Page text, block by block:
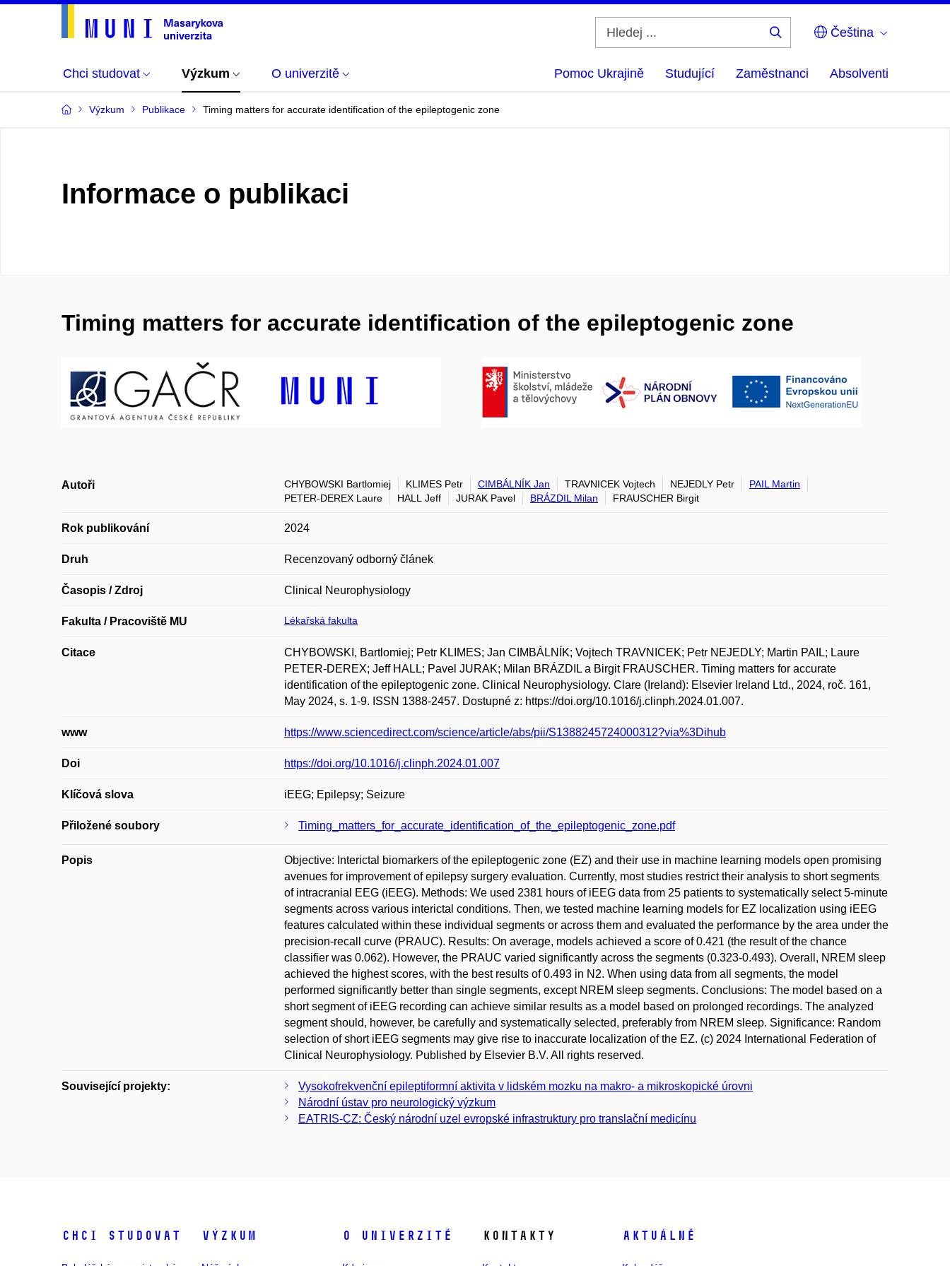
Čeština
Chci studovat Výzkum O univerzitě Pomoc Ukrajině Studující Zaměstnanci Absolventi
Výzkum Publikace Timing matters for accurate identification of the epileptogenic zone
Informace o publikaci
Timing matters for accurate identification of the epileptogenic zone
Autoři CHYBOWSKI Bartlomiej KLIMES Petr CIMBÁLNÍK Jan TRAVNICEK Vojtech NEJEDLY Petr
PAIL Martin
PETER-DEREX Laure
HALL Jeff JURAK Pavel BRÁZDIL Milan FRAUSCHER Birgit
Rok publikování 2024
Druh Recenzovaný odborný článek
Časopis / Zdroj Clinical Neurophysiology
Fakulta / Pracoviště MU Lékařská fakulta
Citace
CHYBOWSKI, Bartlomiej; Petr KLIMES; Jan CIMBÁLNÍK; Vojtech TRAVNICEK; Petr NEJEDLY; Martin PAIL; Laure
PETER-DEREX; Jeff HALL; Pavel JURAK; Milan BRÁZDIL a Birgit FRAUSCHER. Timing matters for accurate
identification of the epileptogenic zone. Clinical Neurophysiology. Clare (Ireland): Elsevier Ireland Ltd., 2024, roč. 161,
May 2024, s. 1-9. ISSN 1388-2457. Dostupné z: https://doi.org/10.1016/j.clinph.2024.01.007.
www https://www.sciencedirect.com/science/article/abs/pii/S1388245724000312?via%3Dihub
Doi https://doi.org/10.1016/j.clinph.2024.01.007
Klíčová slova iEEG; Epilepsy; Seizure
Přiložené soubory Timing_matters_for_accurate_identification_of_the_epileptogenic_zone.pdf
Popis
Objective: Interictal biomarkers of the epileptogenic zone (EZ) and their use in machine learning models open promising
avenues for improvement of epilepsy surgery evaluation. Currently, most studies restrict their analysis to short segments
of intracranial EEG (iEEG). Methods: We used 2381 hours of iEEG data from 25 patients to systematically select 5-minute
segments across various interictal conditions. Then, we tested machine learning models for EZ localization using iEEG
features calculated within these individual segments or across them and evaluated the performance by the area under the
precision-recall curve (PRAUC). Results: On average, models achieved a score of 0.421 (the result of the chance
classifier was 0.062). However, the PRAUC varied significantly across the segments (0.323-0.493). Overall, NREM sleep
achieved the highest scores, with the best results of 0.493 in N2. When using data from all segments, the model
performed significantly better than single segments, except NREM sleep segments. Conclusions: The model based on a
short segment of iEEG recording can achieve similar results as a model based on prolonged recordings. The analyzed
segment should, however, be carefully and systematically selected, preferably from NREM sleep. Significance: Random
selection of short iEEG segments may give rise to inaccurate localization of the EZ. (c) 2024 International Federation of
Clinical Neurophysiology. Published by Elsevier B.V. All rights reserved.
Související projekty:
Vysokofrekvenční epileptiformní aktivita v lidském mozku na makro- a mikroskopické úrovni
Národní ústav pro neurologický výzkum
EATRIS-CZ: Český národní uzel evropské infrastruktury pro translační medicínu
Chci studovat Výzkum O univerzitě Kontakty Aktuálně